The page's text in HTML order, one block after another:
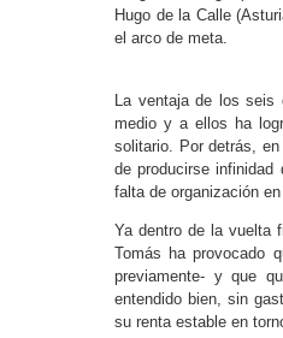
Hugo de la Calle
el arco de meta.
La ventaja de los seis
medio y a ellos ha
solitario. Por detrás,
de producirse
falta de organización
Ya dentro de la vuelta
Tomás ha provocado
previamente- y que
entendido bien, sin
su renta estable en